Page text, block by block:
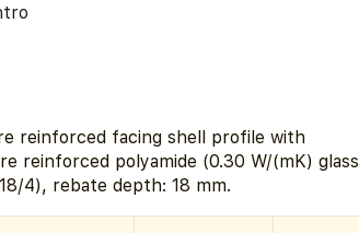
reinforced facing shell profile with
reinforced polyamide (0.30 W/(mK) glass
4), rebate depth: 18 mm.